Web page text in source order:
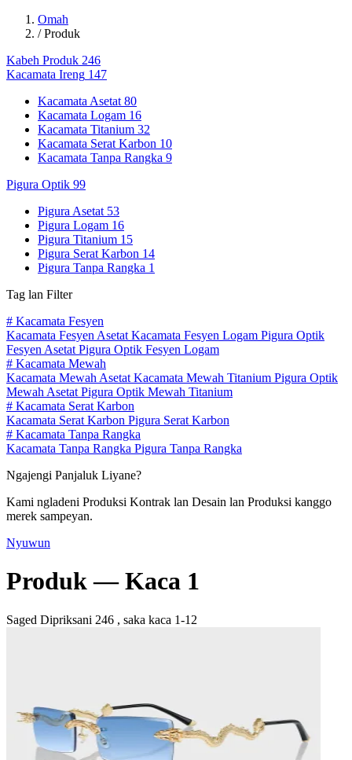
Omah
/Produk
Kabeh Produk 246
Kacamata Ireng 147
Kacamata Asetat 80
Kacamata Logam 16
Kacamata Titanium 32
Kacamata Serat Karbon 10
Kacamata Tanpa Rangka 9
Pigura Optik 99
Pigura Asetat 53
Pigura Logam 16
Pigura Titanium 15
Pigura Serat Karbon 14
Pigura Tanpa Rangka 1
Tag lan Filter
# Kacamata Fesyen
Kacamata Fesyen Asetat Kacamata Fesyen Logam Pigura Optik
Fesyen Asetat Pigura Optik Fesyen Logam
# Kacamata Mewah
Kacamata Mewah Asetat Kacamata Mewah Titanium Pigura Optik
Mewah Asetat Pigura Optik Mewah Titanium
# Kacamata Serat Karbon
Kacamata Serat Karbon Pigura Serat Karbon
# Kacamata Tanpa Rangka
Kacamata Tanpa Rangka Pigura Tanpa Rangka
Ngajengi Panjaluk Liyane?
Kami ngladeni Produksi Kontrak lan Desain lan Produksi kanggo
merek sampeyan.
Nyuwun
Produk —Kaca 1
Saged Dipriksani 246 , saka kaca 1-12